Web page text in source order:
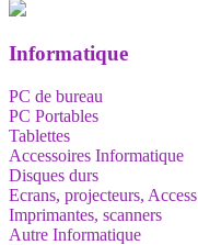
Informatique
PC de bureau
PC Portables
Tablettes
Accessoires Informatique
Disques durs
Ecrans, projecteurs, Access
Imprimantes, scanners
Autre Informatique